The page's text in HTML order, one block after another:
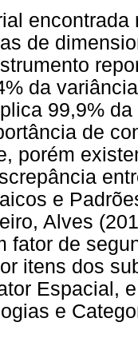
de
da
99,9%
de
porém
e
Alves
fator de
itens dos
Espacial,
e